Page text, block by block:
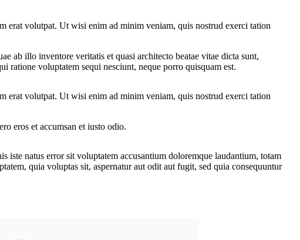
erat volutpat. Ut wisi enim ad minim veniam, quis nostrud exerci tation
ab illo inventore veritatis et quasi architecto beatae vitae dicta sunt,
ratione voluptatem sequi nesciunt, neque porro quisquam est.
erat volutpat. Ut wisi enim ad minim veniam, quis nostrud exerci tation
eros et accumsan et iusto odio.
natus error sit voluptatem accusantium doloremque laudantium, totam
quia voluptas sit, aspernatur aut odit aut fugit, sed quia consequuntur